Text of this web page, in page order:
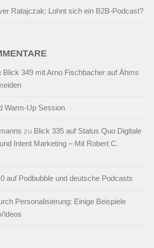
Ratajczak: Lohnt sich ein B2B-Podcast?
Blick 349 mit Arno Fischbacher auf Ähms
Warm-Up Session
zu Blick 335 auf Status Quo Digitale
Intent Marketing – Mit Robert C.
auf Podbubble und deutsche Podcasts
Personalisierung: Einige Beispiele